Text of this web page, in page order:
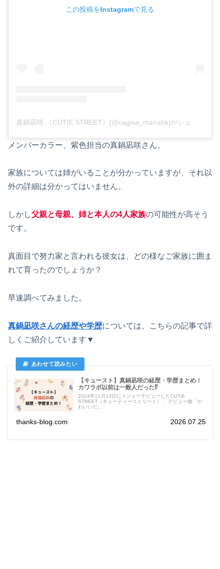
この投稿をInstagramで見る
メンバーカラー、紫色担当の真鍋凪咲さん。
家族については姉がいることが分かっていますが、それ以
外の詳細は分かってはいません。
しかし父親と母親、姉と本人の4人家族の可能性が高そう
です。
真面目で努力家と言われる彼女は、どの様なご家族に囲ま
れて育ったのでしょうか？
早速調べてみました。
真鍋凪咲さんの経歴や学歴については、こちらの記事で詳
しくご紹介しています▼
【キュースト】真鍋凪咲の経歴・学歴まとめ！
カワラボ以前は一般人だった⁉
2024年11月13日にメジャーデビューしたCUTIE
STREET（キューティーストリート）。 デビュー曲「か
わいいだ...
thanks-blog.com 2026.07.25